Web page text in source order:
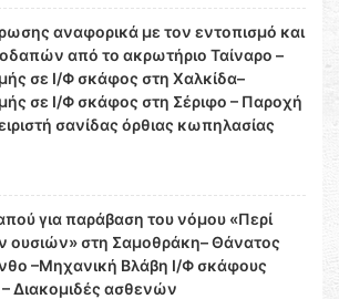
αναφορικά με τον εντοπισμό και
από το ακρωτήριο Ταίναρο –
σε Ι/Φ σκάφος στη Χαλκίδα–
σε Ι/Φ σκάφος στη Σέριφο – Παροχή
σανίδας όρθιας κωπηλασίας
για παράβαση του νόμου «Περί
ουσιών» στη Σαμοθράκη– Θάνατος
–Μηχανική Βλάβη Ι/Φ σκάφους
Διακομιδές ασθενών